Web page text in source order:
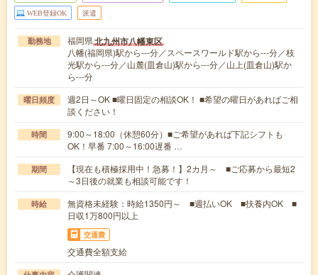
WEB登録OK 派遣
勤務地 福岡県北九州市八幡東区
八幡(福岡県)駅から---分／スペースワールド駅から---分／枝
光駅から---分／山麓(皿倉山)駅から---分／山上(皿倉山)駅か
ら---分
曜日頻度
週2日～OK ■曜日固定の相談OK！ ■希望の曜日があればご相
談ください！
時間
9:00～18:00（休憩60分）■ご希望があれば下記シフトも
OK！早番 7:00～16:00遅番 …
期間
【現在も積極採用中！急募！】2カ月～ ■ご応募から最短2
～3日後の就業も相談可能です！
時給
無資格未経験：時給1350円～ ■週払いOK ■扶養内OK ■
日収1万800円以上
交通費
交通費全額支給